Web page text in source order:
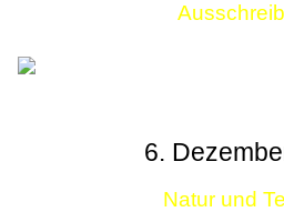
6.
Natur und